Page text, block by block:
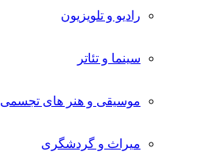
رادیو و تلویزیون
سینما و تئاتر
موسیقی و هنر های تجسمی
میراث و گردشگری